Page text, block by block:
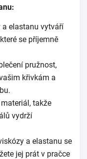
a elastanu vytváří
se příjemně
pružnost,
křivkám a
takže
vydrží
a elastanu se
jej prát v pračce